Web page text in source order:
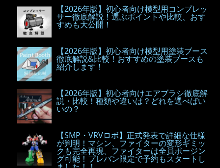
【2026年版】初心者向け模型用コンプレッ
サー徹底解説！選ぶポイントや比較、おす
すめも大公開！
【2026年版】初心者向け模型用塗装ブース
徹底解説&比較！おすすめの塗装ブースも
紹介します！
【2026年版】初心者向けエアブラシ徹底解
説・比較！種類や違いは？どれを選べばい
いの？
【SMP・VRVロボ】正式発表で詳細な仕様
が判明！マシン、ファイターの変形ギミッ
クも完全再現、ファイターは全員ポージン
グ可能！プレバン限定で予約もスタートし